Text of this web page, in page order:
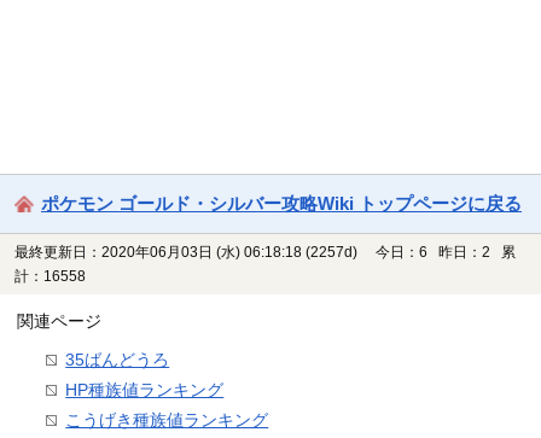
ポケモン ゴールド・シルバー攻略Wiki トップページに戻る
最終更新日：2020年06月03日 (水) 06:18:18 (2257d)
今日：6 昨日：2 累
計：16558
関連ページ
35ばんどうろ
HP種族値ランキング
こうげき種族値ランキング